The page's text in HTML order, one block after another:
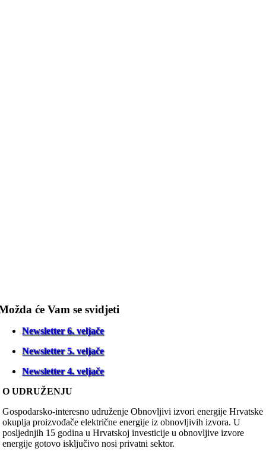
će Vam se svidjeti
Newsletter 6. veljače
Newsletter 5. veljače
Newsletter 4. veljače
O UDRUŽENJU
Gospodarsko-interesno udruženje Obnovljivi izvori energije Hrvatske
okuplja proizvođače električne energije iz obnovljivih izvora. U
posljednjih 15 godina u Hrvatskoj investicije u obnovljive izvore
energije gotovo isključivo nosi privatni sektor.